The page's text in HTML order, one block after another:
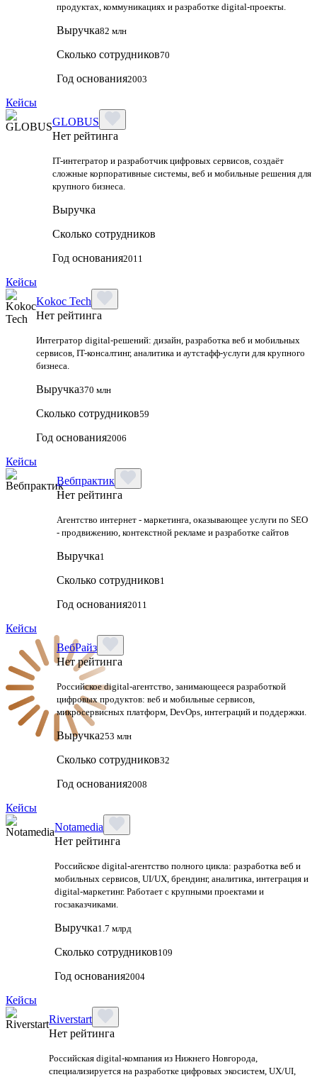
продуктах, коммуникациях и разработке digital‑проекты.
Выручка82 млн
Сколько сотрудников70
Год основания2003
Кейсы
GLOBUS
Нет рейтинга
IT-интегратор и разработчик цифровых сервисов, создаёт
сложные корпоративные системы, веб и мобильные решения для
крупного бизнеса.
Выручка
Сколько сотрудников
Год основания2011
Кейсы
Kokoc Tech
Нет рейтинга
Интегратор digital-решений: дизайн, разработка веб и мобильных
сервисов, IT-консалтинг, аналитика и аутстафф-услуги для крупного
бизнеса.
Выручка370 млн
Сколько сотрудников59
Год основания2006
Кейсы
Вебпрактик
Нет рейтинга
Агентство интернет - маркетинга, оказывающее услуги по SEO
- продвижению, контекстной рекламе и разработке сайтов
Выручка1
Сколько сотрудников1
Год основания2011
Кейсы
ВебРайз
Нет рейтинга
Российское digital-агентство, занимающееся разработкой
цифровых продуктов: веб и мобильные сервисов,
микросервисных платформ, DevOps, интеграций и поддержки.
Выручка253 млн
Сколько сотрудников32
Год основания2008
Кейсы
Notamedia
Нет рейтинга
Российское digital-агентство полного цикла: разработка веб и
мобильных сервисов, UI/UX, брендинг, аналитика, интеграция и
digital-маркетинг. Работает с крупными проектами и
госзаказчиками.
Выручка1.7 млрд
Сколько сотрудников109
Год основания2004
Кейсы
Riverstart
Нет рейтинга
Российская digital‑компания из Нижнего Новгорода,
специализируется на разработке цифровых экосистем, UX/UI,